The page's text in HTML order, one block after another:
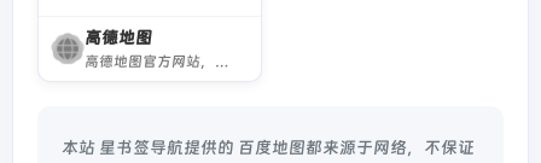
高德地图
高德地图官方网站，提供全国地图浏览，地点搜索，公交驾车查询服务。可同时查看商家团购、优惠信息。高德地图，您的出行、生活好帮手。
本站 星书签导航提供的 百度地图都来源于网络，不保证